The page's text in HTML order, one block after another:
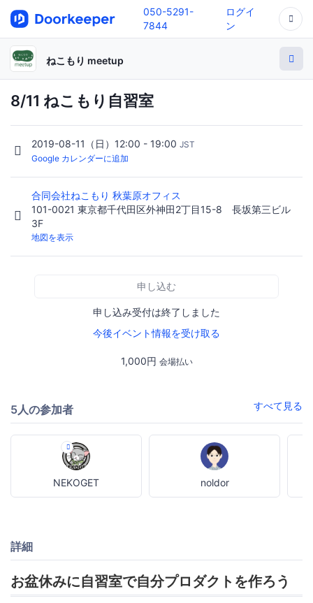
050-5291-
7844
ログイ
ン
ねこもり meetup
8/11 ねこもり自習室
2019-08-11（日）12:00 - 19:00 JST
Google カレンダーに追加
合同会社ねこもり 秋葉原オフィス
101-0021 東京都千代田区外神田2丁目15-8 長坂第三ビル
3F
地図を表示
申し込む
申し込み受付は終了しました
今後イベント情報を受け取る
1,000円 会場払い
5人の参加者 すべて見る
NEKOGET noldor
詳細
お盆休みに自習室で自分プロダクトを作ろう